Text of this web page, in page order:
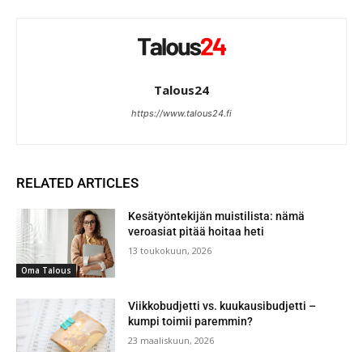
Talous24
https://www.talous24.fi
RELATED ARTICLES
Oma Talous
Kesätyöntekijän muistilista: nämä
veroasiat pitää hoitaa heti
13 toukokuun, 2026
Viikkobudjetti vs. kuukausibudjetti –
kumpi toimii paremmin?
23 maaliskuun, 2026